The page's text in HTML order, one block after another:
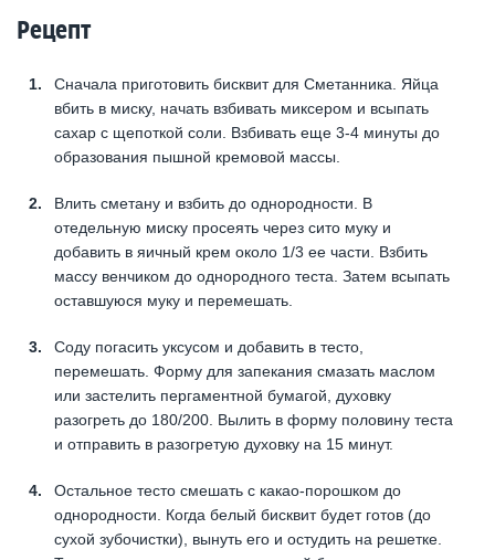
Рецепт
Сначала приготовить бисквит для Сметанника. Яйца
вбить в миску, начать взбивать миксером и всыпать
сахар с щепоткой соли. Взбивать еще 3-4 минуты до
образования пышной кремовой массы.
Влить сметану и взбить до однородности. В
отедельную миску просеять через сито муку и
добавить в яичный крем около 1/3 ее части. Взбить
массу венчиком до однородного теста. Затем всыпать
оставшуюся муку и перемешать.
Соду погасить уксусом и добавить в тесто,
перемешать. Форму для запекания смазать маслом
или застелить пергаментной бумагой, духовку
разогреть до 180/200. Вылить в форму половину теста
и отправить в разогретую духовку на 15 минут.
Остальное тесто смешать с какао-порошком до
однородности. Когда белый бисквит будет готов (до
сухой зубочистки), вынуть его и остудить на решетке.